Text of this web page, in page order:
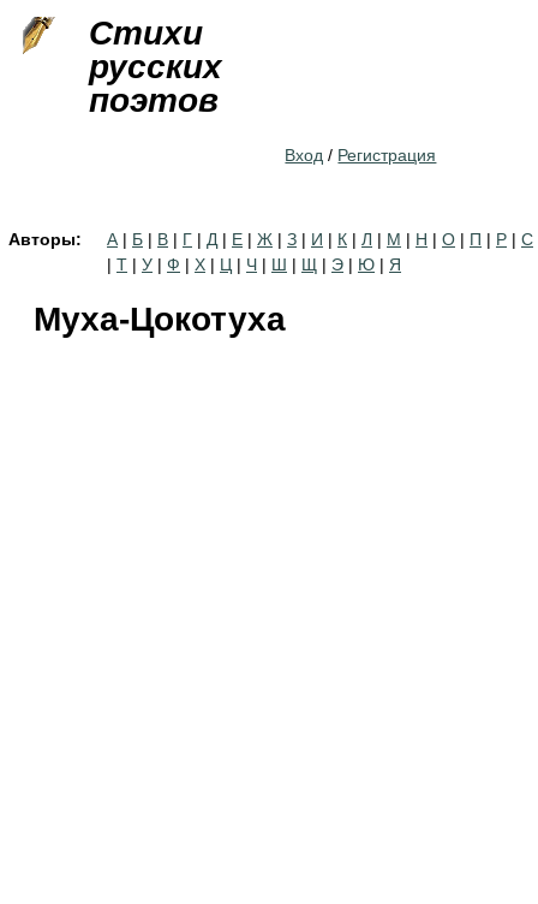
Стихи
русских
поэтов
Вход / Регистрация
Авторы: А | Б | В | Г | Д | Е | Ж | З | И | К | Л | М | Н | О | П | Р | С
| Т | У | Ф | Х | Ц | Ч | Ш | Щ | Э | Ю | Я
Муха-Цокотуха